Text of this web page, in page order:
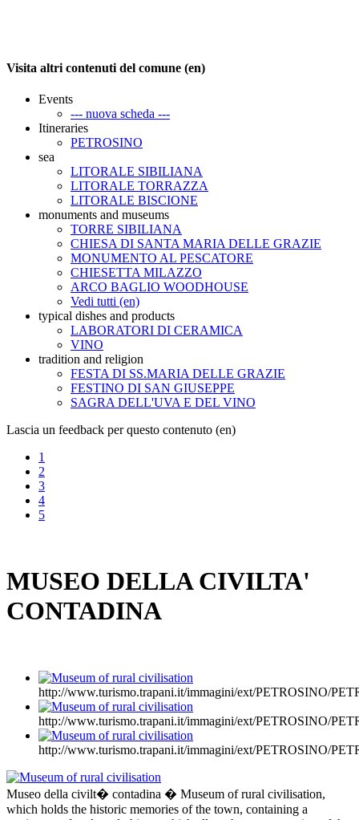
Visita altri contenuti del comune (en)
Events
--- nuova scheda ---
Itineraries
PETROSINO
sea
LITORALE SIBILIANA
LITORALE TORRAZZA
LITORALE BISCIONE
monuments and museums
TORRE SIBILIANA
CHIESA DI SANTA MARIA DELLE GRAZIE
MONUMENTO AL PESCATORE
CHIESETTA MILAZZO
ARCO BAGLIO WOODHOUSE
Vedi tutti (en)
typical dishes and products
LABORATORI DI CERAMICA
VINO
tradition and religion
FESTA DI SS.MARIA DELLE GRAZIE
FESTINO DI SAN GIUSEPPE
SAGRA DELL'UVA E DEL VINO
Lascia un feedback per questo contenuto (en)
1
2
3
4
5
MUSEO DELLA CIVILTA'
CONTADINA
http://www.turismo.trapani.it/immagini/ext/PETROSINO/
http://www.turismo.trapani.it/immagini/ext/PETROSINO/
http://www.turismo.trapani.it/immagini/ext/PETROSINO/
Museo della civilt� contadina � Museum of rural civilisation,
which holds the historic memories of the town, containing a